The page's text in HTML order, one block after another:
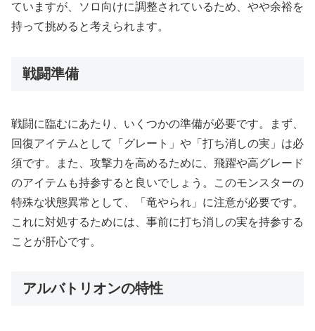
ていますが、ソロ向けに調整されているため、やや余裕を
持って挑めると考えられます。
戦闘準備
戦闘に臨むにあたり、いくつかの準備が必要です。まず、
回復アイテムとして「グレート」や「打ち消しの実」は必
須です。また、攻撃力を高めるために、飛躍や高グレード
のアイテムも持参すると良いでしょう。このモンスターの
特殊な状態異常として、「竜やられ」に注意が必要です。
これに対処するためには、事前に打ち消しの実を持参する
ことが肝心です。
アルバトリオンの特性